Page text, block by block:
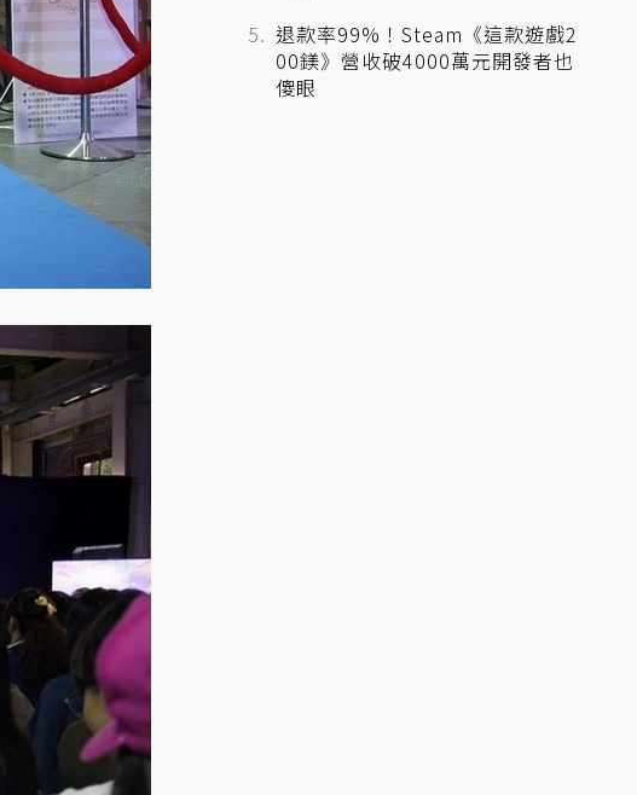
退款率99%！Steam《這款遊戲2
00鎂》營收破4000萬元開發者也
傻眼